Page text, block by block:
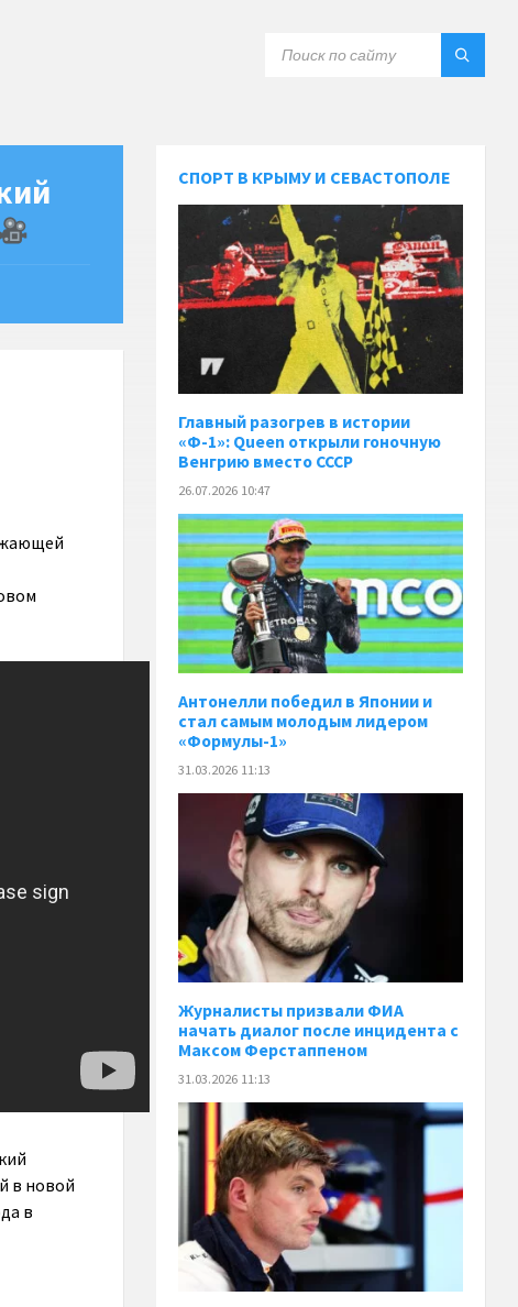
в новой
в
СПОРТ В КРЫМУ И СЕВАСТОПОЛЕ
Главный разогрев в истории
«Ф-1»: Queen открыли гоночную
Венгрию вместо СССР
26.07.2026 10:47
Антонелли победил в Японии и
стал самым молодым лидером
«Формулы-1»
31.03.2026 11:13
Журналисты призвали ФИА
начать диалог после инцидента с
Максом Ферстаппеном
31.03.2026 11:13